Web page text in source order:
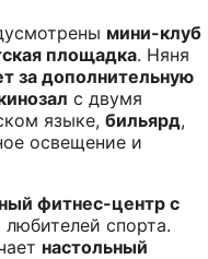
мини-клуб
площадка. Няня
за дополнительную
с двумя
языке, бильярд,
освещение и
фитнес-центр с
любителей спорта.
настольный